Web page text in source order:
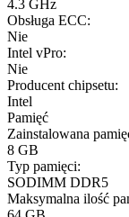
4.3 GHz
Obsługa ECC:
Nie
Intel vPro:
Nie
Producent chipsetu:
Intel
Pamięć
Zainstalowana
8 GB
Typ pamięci:
SODIMM DDR5
Maksymalna ilość